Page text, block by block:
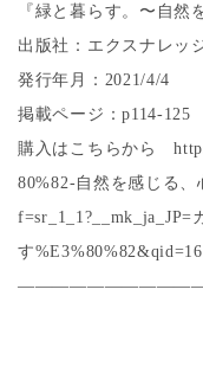
『緑と暮らす。〜自然
出版社：エクスナレッ
発行年月：2021/4/4
掲載ページ：p114-125
購入はこちらから
80%82-自然を感じる、
す